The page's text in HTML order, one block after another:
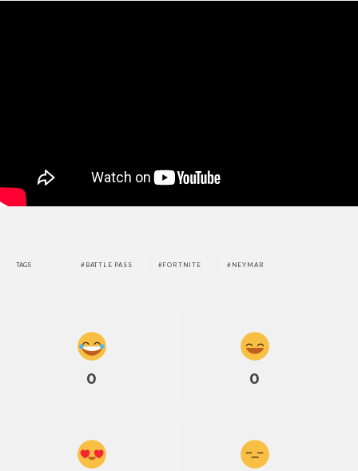
TAGS BATTLE PASS FORTNITE NEYMAR
0 0